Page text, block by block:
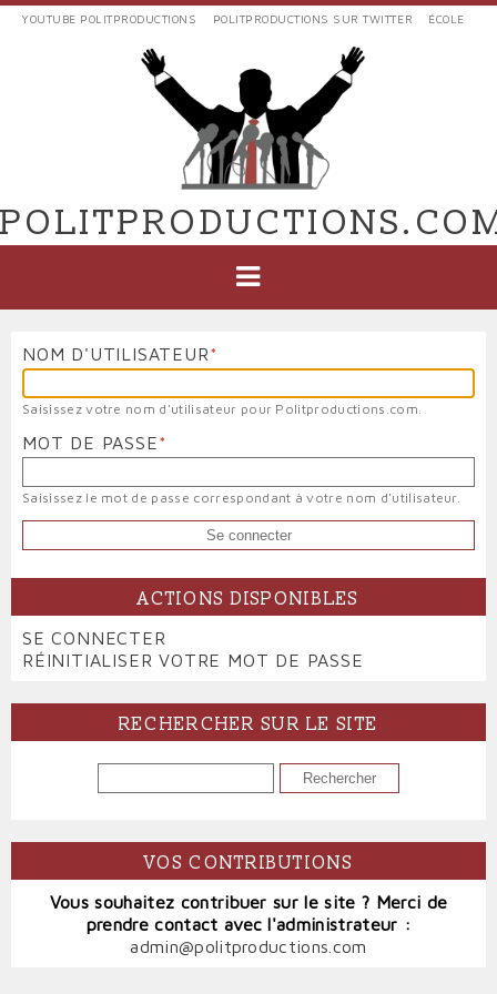
Aller
EXTERNES
POLIT'PRODUCTIONS
YOUTUBE POLITPRODUCTIONS POLITPRODUCTIONS SUR TWITTER ÉCOLE
NOM D'UTILISATEUR
Saisissez votre nom d'utilisateur pour Politproductions.com.
MOT DE PASSE
Saisissez le mot de passe correspondant à votre nom d'utilisateur.
ACTIONS DISPONIBLES
PRIMARY
TABS
SE CONNECTER
ACTIF)
RÉINITIALISER VOTRE MOT DE PASSE
RECHERCHER SUR LE SITE
VOS CONTRIBUTIONS
Vous souhaitez contribuer sur le site ? Merci de
prendre contact avec l'administrateur :
admin@politproductions.com